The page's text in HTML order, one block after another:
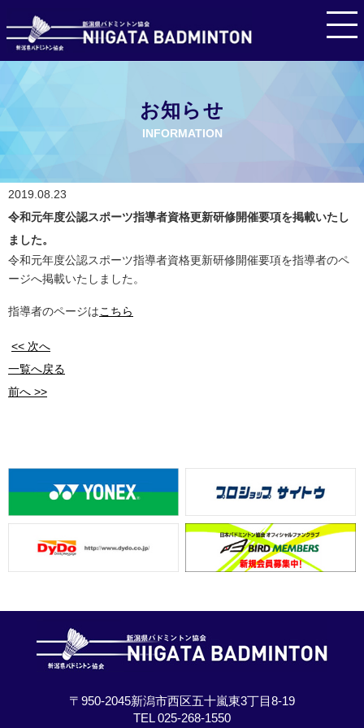
お知らせ
INFORMATION
2019.08.23
令和元年度公認スポーツ指導者資格更新研修開催要項を掲載いたし
ました。
令和元年度公認スポーツ指導者資格更新研修開催要項を指導者のペ
ージへ掲載いたしました。
指導者のページはこちら
<< 次へ
一覧へ戻る
前へ >>
〒950-2045新潟市西区五十嵐東3丁目8-19
TEL 025-268-1550